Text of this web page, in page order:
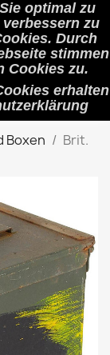
optimal zu
zu
Durch
stimmen
Cookies zu.
erhalten
shopping_cart (0)

Boxen
Brit.